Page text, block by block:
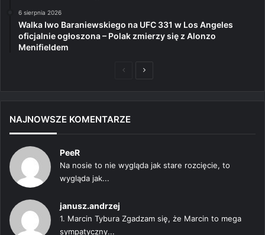
6 sierpnia 2026
Walka Iwo Baraniewskiego na UFC 331 w Los Angeles
oficjalnie ogłoszona – Polak zmierzy się z Alonzo
Menifieldem
PoprzedniaNastępna
NAJNOWSZE KOMENTARZE
PeeR
Na nosie to nie wygląda jak stare rozcięcie, to
wygląda jak...
janusz.andrzej
1. Marcin Tybura Zgadzam się, że Marcin to mega
sympatyczny...